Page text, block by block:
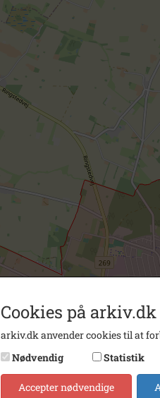
Cookies på arkiv.dk
arkiv.dk anvender cookies til at
Nødvendig
Statistik
Accepter nødvendige